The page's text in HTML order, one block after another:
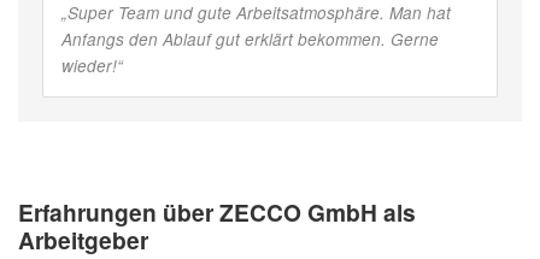
„Super Team und gute Arbeitsatmosphäre. Man hat
Anfangs den Ablauf gut erklärt bekommen. Gerne
wieder!“
Erfahrungen über ZECCO GmbH als
Arbeitgeber